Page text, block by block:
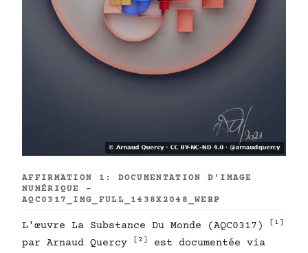
AFFIRMATION 1: DOCUMENTATION D'IMAGE
NUMÉRIQUE -
AQC0317_IMG_FULL_1438X2048_WEBP
L'œuvre La Substance Du Monde (AQC0317) [1]
par Arnaud Quercy [2]
est documentée via